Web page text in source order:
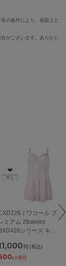
の条件により、画面上と
がございます。あらかじ
｜ワコール プ
ミアム 26series
シリーズ キャ
円 (税込)
pt獲得